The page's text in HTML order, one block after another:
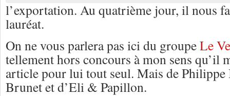
l’exportation. Au quatrième jour, il nous
lauréat.
On ne vous parlera pas ici du groupeLe
tellement hors concours à mon sens qu’il
article pour lui tout seul. Mais de
Brunet et d’Eli & Papillon.